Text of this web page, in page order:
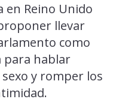
Reino Unido
llevar
como
para hablar
y romper los